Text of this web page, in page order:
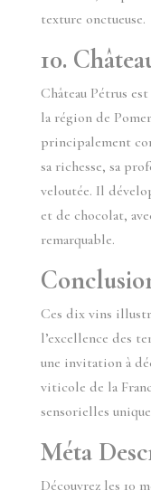
texture onctueuse.
10.
Château Pétrus
la région de
principalement
sa richesse, sa
veloutée. Il
et de chocolat,
remarquable.
Ces dix vins
l’excellence des
une invitation à
viticole de la
sensorielles
Méta
Découvrez les 10